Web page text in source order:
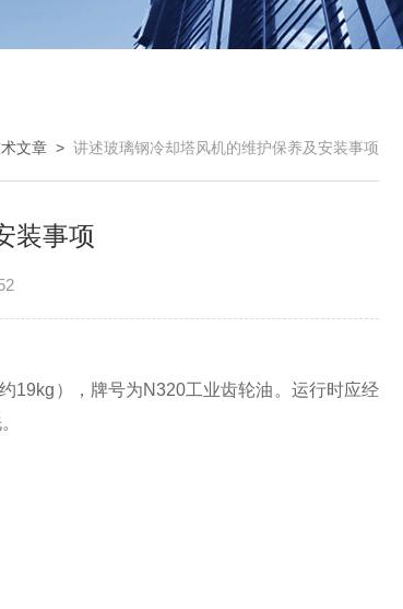
文章 > 讲述玻璃钢冷却塔风机的维护保养及安装事项
装事项
），牌号为N320工业齿轮油。运行时应经